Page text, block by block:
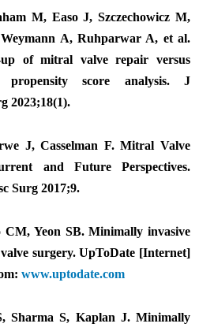
M, Easo J, Szczechowicz M,
A, Ruhparwar A, et al.
up of mitral valve repair versus
propensity score analysis. J
2023;18(1).
J, Casselman F. Mitral Valve
and Future Perspectives.
Surg 2017;9.
CM, Yeon SB. Minimally invasive
surgery. UpToDate [Internet]
www.uptodate.com
Sharma S, Kaplan J. Minimally